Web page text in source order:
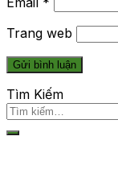
Trang web
Tìm Kiếm